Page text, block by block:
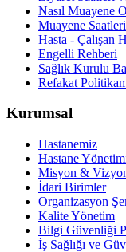
Nasıl Muayene
Muayene Saatleri
Hasta - Çalışan
Engelli Rehberi
Sağlık Kurulu
Refakat
Kurumsal
Hastanemiz
Hastane
Misyon &
İdari Birimler
Organizasyon
Kalite Yönetim
Bilgi Güvenliği
İş Sağlığı ve